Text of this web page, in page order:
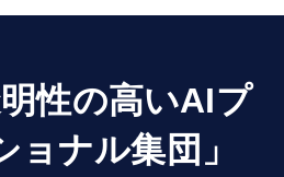
明性の高いAIプ
ョナル集団」